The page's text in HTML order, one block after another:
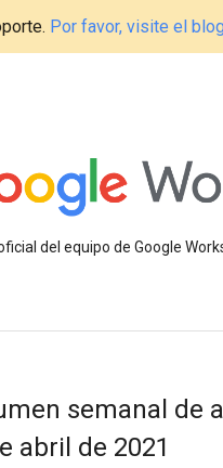
Por favor, visite el
del equipo de Google
semanal de
abril de 2021